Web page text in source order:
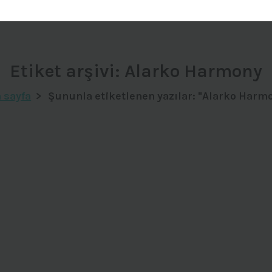
Etiket arşivi: Alarko Harmony
sayfa > Şununla etiketlenen yazılar: "Alarko